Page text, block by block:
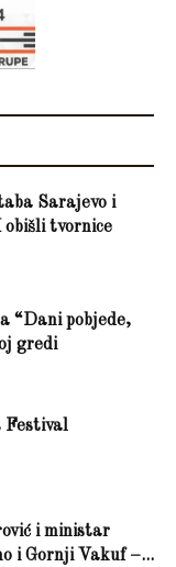
Sarajevo i
tvornice
“Dani pobjede,
gredi
Festival
i ministar
i Gornji Vakuf –...